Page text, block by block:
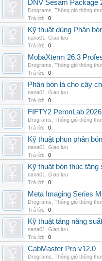
DNV Sesam Package
Drograms Thông gió thông
Trả lời:
0
Kỹ thuật dùng Phân
nana01
Giao lưu
Trả lời:
0
MobaXterm 26.3
Drograms Thông gió thông
Trả lời:
0
Phân bón lá cho cây
nana01
Giao lưu
Trả lời:
0
FIFTY2 PeronLab
Drograms Thông gió thông
Trả lời:
0
Kỹ thuật phun phân
nana01
Giao lưu
Trả lời:
0
Kỹ thuật bón thúc
nana01
Giao lưu
Trả lời:
0
Meta Imaging Series
Drograms Thông gió thông
Trả lời:
0
Kỹ thuật tăng năng
nana01
Giao lưu
Trả lời:
0
CabMaster Pro v12.0
Drograms Thông gió thông